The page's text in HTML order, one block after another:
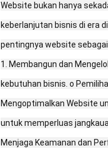
Website bukan hanya
keberlanjutan bisnis di era
pentingnya website
1. Membangun dan
kebutuhan bisnis. o
Mengoptimalkan Website
untuk memperluas
Menjaga Keamanan dan